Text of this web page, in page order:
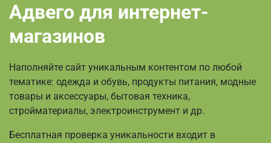
Адвего для интернет-
магазинов
Наполняйте сайт уникальным контентом по любой
тематике: одежда и обувь, продукты питания, модные
товары и аксессуары, бытовая техника,
стройматериалы, электроинструмент и др.
Бесплатная проверка уникальности входит в